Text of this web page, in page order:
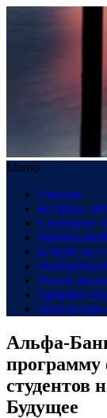
Меню
Главная
В сердце
Созидание
В пути: все
Техно-
Рынок
Здоровье
Инновации
Альфа-
программу
студентов
Будущее